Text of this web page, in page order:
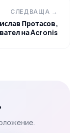
СЛЕДВАЩА →
Протасов,
на Acronis